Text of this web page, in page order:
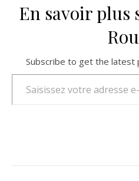
En savoir plus
Subscribe to get the latest
Saisissez votre adresse e-